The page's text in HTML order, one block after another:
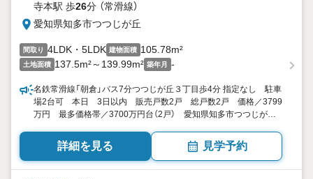
寺本駅 歩26分 （常滑線）
愛知県知多市つつじが丘
間取り 4LDK・5LDK 建物面積 105.78m²
土地面積 137.5m²～139.99m² 築年月 -
名鉄常滑線「朝倉」バス7分つつじが丘３丁目歩4分 指定なし 駐車
場2台可 本日 3日以内 販売戸数2戸 総戸数2戸 価格／3799
万円 最多価格帯／3700万円台（2戸） 愛知県知多市つつじが丘
SUUMO
詳細を見る 見学予約